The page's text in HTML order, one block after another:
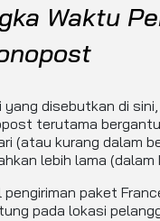
Waktu
yang disebutkan di
terutama
(atau kurang dalam
lebih lama
pengiriman paket
pada lokasi